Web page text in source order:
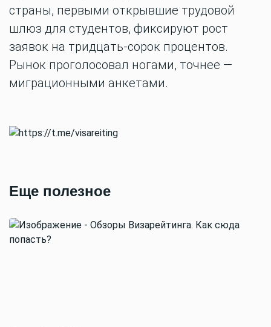
страны, первыми открывшие трудовой
шлюз для студентов, фиксируют рост
заявок на тридцать-сорок процентов.
Рынок проголосовал ногами, точнее —
миграционными анкетами.
Еще полезное